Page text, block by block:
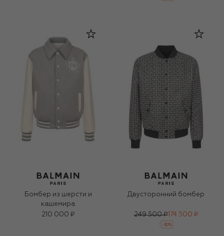
Бомбер из шерсти и
кашемира
210 000 ₽
Двусторонний бомбер
249 500 ₽174 500 ₽
-30%